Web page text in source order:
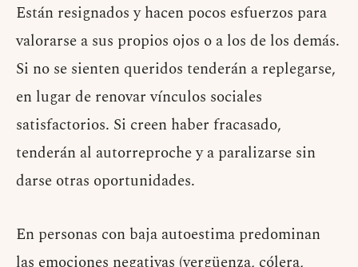
Están resignados y hacen pocos esfuerzos para
valorarse a sus propios ojos o a los de los demás.
Si no se sienten queridos tenderán a replegarse,
en lugar de renovar vínculos sociales
satisfactorios. Si creen haber fracasado,
tenderán al autorreproche y a paralizarse sin
darse otras oportunidades.
En personas con baja autoestima predominan
las emociones negativas (vergüenza, cólera,